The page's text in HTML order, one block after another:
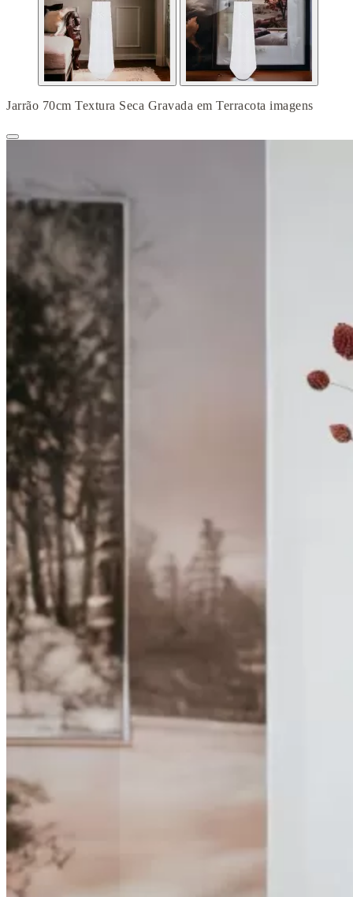
Jarrão 70cm Textura Seca Gravada em Terracota imagens